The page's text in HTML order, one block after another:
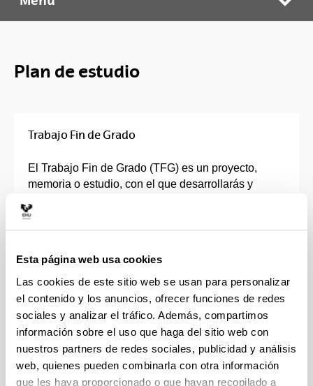
Esta página web usa cookies
Las cookies de este sitio web se usan para personalizar
el contenido y los anuncios, ofrecer funciones de redes
sociales y analizar el tráfico. Además, compartimos
información sobre el uso que haga del sitio web con
nuestros partners de redes sociales, publicidad y análisis
web, quienes pueden combinarla con otra información
que les haya proporcionado o que hayan recopilado a
Plan de estudio
Trabajo Fin de Grado
El Trabajo Fin de Grado (TFG) es un proyecto,
memoria o estudio, con el que desarrollarás y
contenidos, capacidades, competencias y
habilidades adquiridas en tu grado.
Deberá ser un trabajo original, dónde pondrás en
práctica y se evaluarán todas las competencias que
has ido adquiriendo durante el Grado.
Tendrás un director o directora que te orientará en
la elección de la línea de investigación y que
supervisará tu trabajo.